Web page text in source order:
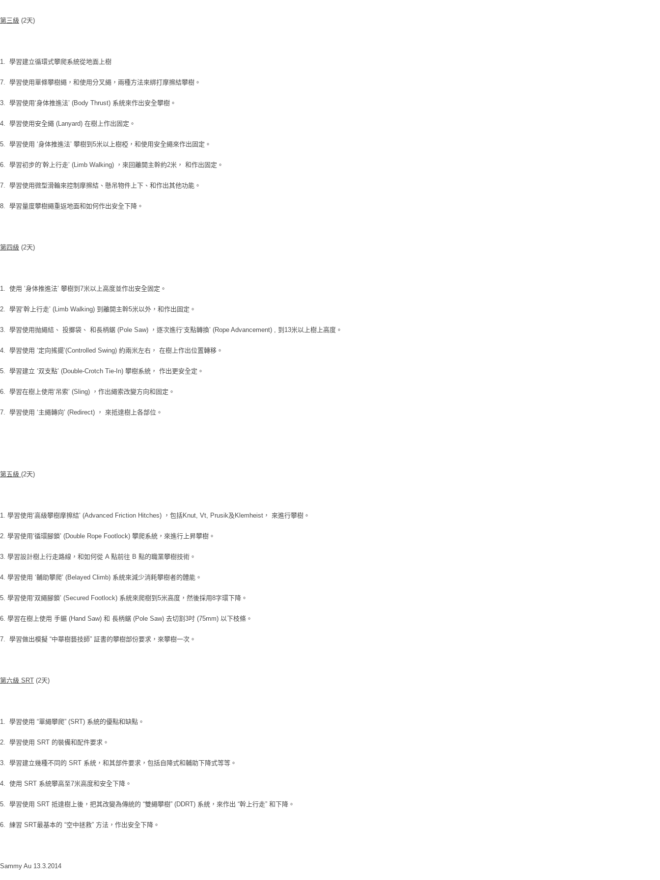
第三級 (2天)
1. 學習建立循環式攀爬系統從地面上樹
7. 學習使用單條攀樹繩，和使用分叉繩，兩種方法來綁打摩擦結攀樹。
3. 學習使用‘身体推進法’ (Body Thrust) 系統來作出安全攀樹。
4. 學習使用安全繩 (Lanyard) 在樹上作出固定。
5. 學習使用 ‘身体推進法’ 攀樹到5米以上樹椏，和使用安全繩來作出固定。
6. 學習初步的‘幹上行走’ (Limb Walking) ，來回離開主幹約2米， 和作出固定。
7. 學習使用微型滑輪來控制摩擦結、懸吊物件上下、和作出其他功能。
8. 學習量度攀樹繩重返地面和如何作出安全下降。
第四級 (2天)
1. 使用 ‘身体推進法’ 攀樹到7米以上高度並作出安全固定。
2. 學習‘幹上行走’ (Limb Walking) 到離開主幹5米以外，和作出固定。
3. 學習使用抛繩結、 投擲袋、 和長柄鋸 (Pole Saw) ，逐次進行‘支點轉換’ (Rope Advancement) , 到13米以上樹上高度。
4. 學習使用 ‘定向搖擺’(Controlled Swing) 約兩米左右， 在樹上作出位置轉移。
5. 學習建立 ‘双支點’ (Double-Crotch Tie-In) 攀樹系統， 作出更安全定。
6. 學習在樹上使用‘吊索’ (Sling) ，作出繩索改變方向和固定。
7. 學習使用 ‘主繩轉向’ (Redirect) ， 來抵達樹上各部位。
第五級 (2天)
1. 學習使用‘高級攀樹摩擦結’ (Advanced Friction Hitches) ，包括Knut, Vt, Prusik及Klemheist， 來進行攀樹。
2. 學習使用‘循環腳鎖’ (Double Rope Footlock) 攀爬系統，來進行上昇攀樹。
3. 學習設計樹上行走路線，和如何從 A 點前往 B 點的職業攀樹技術。
4. 學習使用 ‘輔助攀爬’ (Belayed Climb) 系統來減少消耗攀樹者的體能。
5. 學習使用‘双繩腳鎖’ (Secured Footlock) 系統來爬樹到5米高度，然後採用8字環下降。
6. 學習在樹上使用 手鋸 (Hand Saw) 和 長柄鋸 (Pole Saw) 去切割3吋 (75mm) 以下枝條。
7. 學習做出模擬 “中華樹藝技師” 証書的攀樹部份要求，來攀樹一次。
第六級 SRT (2天)
1. 學習使用 “單繩攀爬” (SRT) 系統的優點和缺點。
2. 學習使用 SRT 的裝備和配件要求。
3. 學習建立幾種不同的 SRT 系統，和其部件要求，包括自降式和輔助下降式等等。
4. 使用 SRT 系統攀高至7米高度和安全下降。
5. 學習使用 SRT 抵達樹上後，把其改變為傳統的 “雙繩攀樹” (DDRT) 系統，來作出 “幹上行走” 和下降。
6. 練習 SRT最基本的 “空中拯救” 方法，作出安全下降。
Sammy Au 13.3.2014